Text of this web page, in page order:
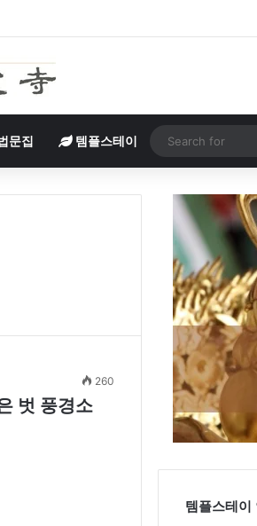
문집 템플스테이
260
벗 풍경소
템플스테이